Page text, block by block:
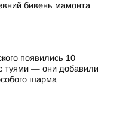
бивень мамонта
появились 10
туями — они добавили
шарма